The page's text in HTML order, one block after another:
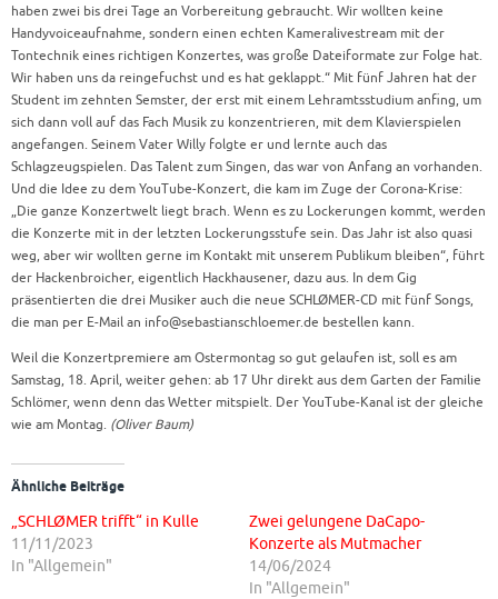
haben zwei bis drei Tage an Vorbereitung gebraucht. Wir wollten keine
Handyvoiceaufnahme, sondern einen echten Kameralivestream mit der
Tontechnik eines richtigen Konzertes, was große Dateiformate zur Folge hat.
Wir haben uns da reingefuchst und es hat geklappt.“ Mit fünf Jahren hat der
Student im zehnten Semster, der erst mit einem Lehramtsstudium anfing, um
sich dann voll auf das Fach Musik zu konzentrieren, mit dem Klavierspielen
angefangen. Seinem Vater Willy folgte er und lernte auch das
Schlagzeugspielen. Das Talent zum Singen, das war von Anfang an vorhanden.
Und die Idee zu dem YouTube-Konzert, die kam im Zuge der Corona-Krise:
„Die ganze Konzertwelt liegt brach. Wenn es zu Lockerungen kommt, werden
die Konzerte mit in der letzten Lockerungsstufe sein. Das Jahr ist also quasi
weg, aber wir wollten gerne im Kontakt mit unserem Publikum bleiben“, führt
der Hackenbroicher, eigentlich Hackhausener, dazu aus. In dem Gig
präsentierten die drei Musiker auch die neue SCHLØMER-CD mit fünf Songs,
die man per E-Mail an info@sebastianschloemer.de bestellen kann.
Weil die Konzertpremiere am Ostermontag so gut gelaufen ist, soll es am
Samstag, 18. April, weiter gehen: ab 17 Uhr direkt aus dem Garten der Familie
Schlömer, wenn denn das Wetter mitspielt. Der YouTube-Kanal ist der gleiche
wie am Montag. (Oliver Baum)
Ähnliche Beiträge
„SCHLØMER trifft“ in Kulle
11/11/2023
In "Allgemein"
Zwei gelungene DaCapo-
Konzerte als Mutmacher
14/06/2024
In "Allgemein"